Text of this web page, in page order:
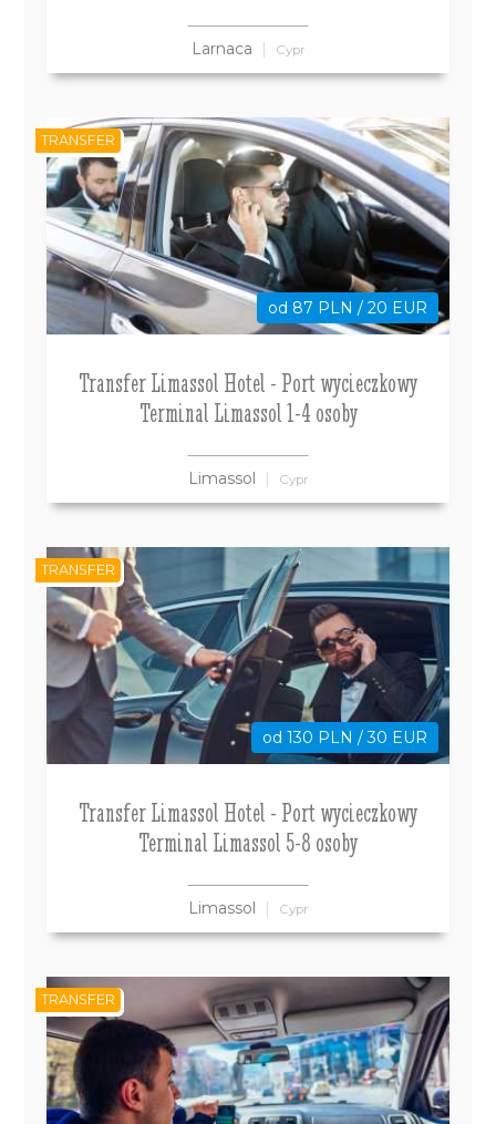
Larnaca Cypr
od 87 PLN / 20 EUR
Transfer Limassol Hotel - Port wycieczkowy
Terminal Limassol 1-4 osoby
Limassol Cypr
TRANSFER
od 130 PLN / 30 EUR
Transfer Limassol Hotel - Port wycieczkowy
Terminal Limassol 5-8 osoby
Limassol Cypr
TRANSFER
TRANSFER